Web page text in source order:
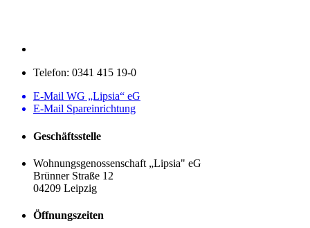
Telefon: 0341 415 19-0
E-Mail WG „Lipsia“ eG
E-Mail Spareinrichtung
Geschäftsstelle
Wohnungsgenossenschaft „Lipsia" eG
Brünner Straße 12
04209 Leipzig
Öffnungszeiten